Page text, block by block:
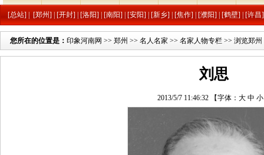
[总站] [郑州] [开封] [洛阳] [南阳] [安阳] [新乡] [焦作] [濮阳] [鹤壁] [许昌]
您所在的位置是： 印象河南网 >> 郑州 >> 名人名家 >> 名家人物专栏 >> 浏览郑州
刘思
2013/5/7 11:46:32 【字体： 大 中 小